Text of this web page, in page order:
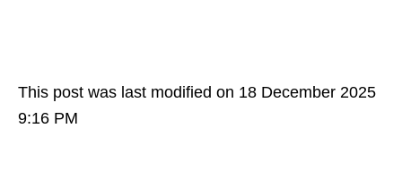
This post was last modified on 18 December 2025
9:16 PM